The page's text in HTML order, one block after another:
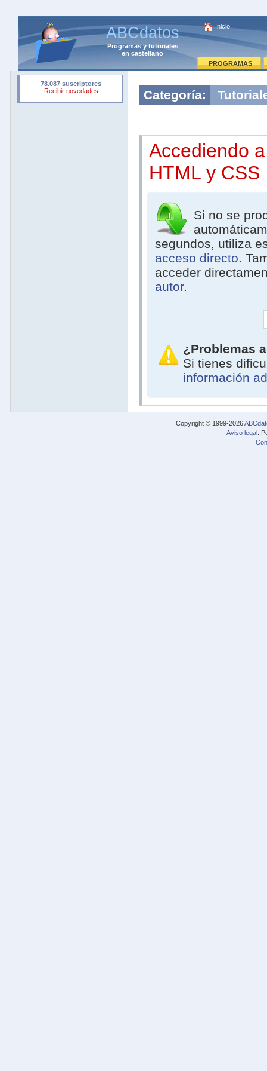
ABCdatos
Programasytutoriales
en castellano
Inicio
PROGRAMAS
Categoría:
Accediendo
HTML y CSS
Si no se
segundos, utiliza
acceso directo.
acceder
autor.
¿Problemas
Si tienes
información
Copyright © 1999-2026
Aviso legal .